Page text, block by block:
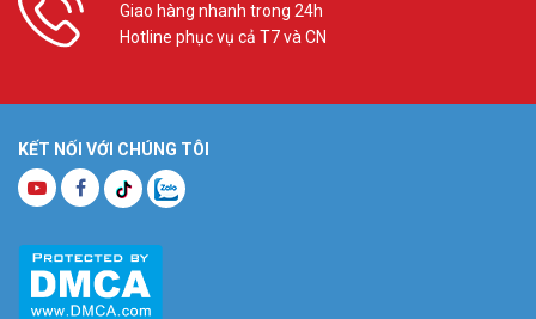
Giao hàng nhanh trong 24h
Hotline phục vụ cả T7 và CN
KẾT NỐI VỚI CHÚNG TÔI